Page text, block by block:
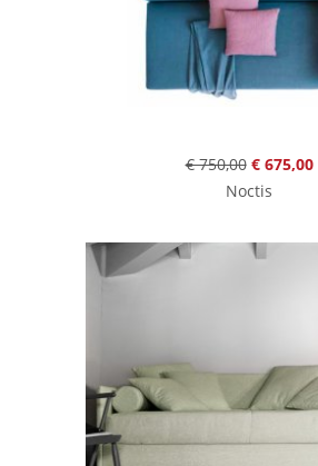
€ 750,00 € 675,00
Noctis